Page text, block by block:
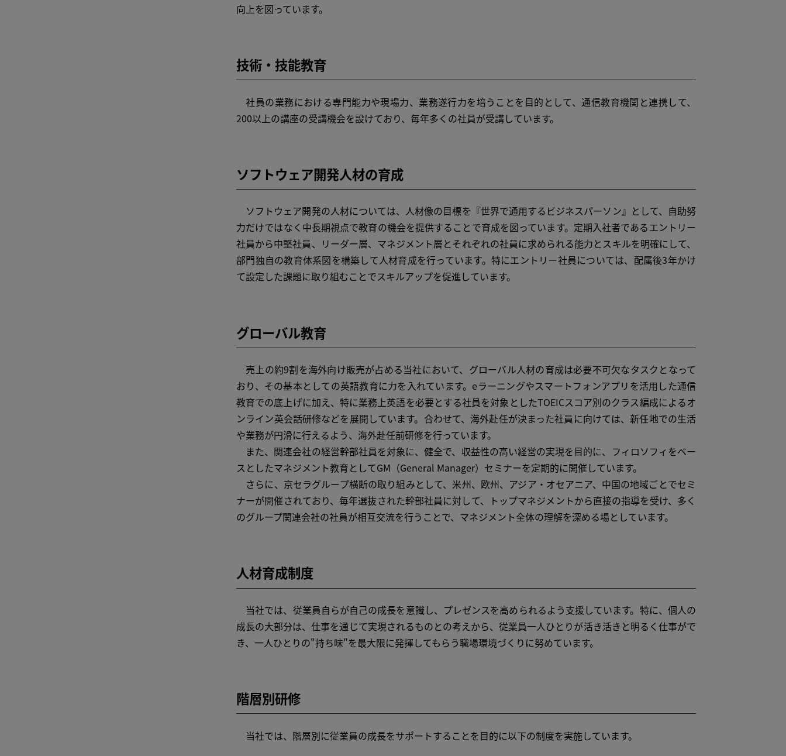
向上を図っています。
技術・技能教育
社員の業務における専門能力や現場力、業務遂行力を培うことを目的として、通信教育機関と連携して、
200以上の講座の受講機会を設けており、毎年多くの社員が受講しています。
ソフトウェア開発人材の育成
ソフトウェア開発の人材については、人材像の目標を『世界で通用するビジネスパーソン』として、自助努
力だけではなく中長期視点で教育の機会を提供することで育成を図っています。定期入社者であるエントリー
社員から中堅社員、リーダー層、マネジメント層とそれぞれの社員に求められる能力とスキルを明確にして、
部門独自の教育体系図を構築して人材育成を行っています。特にエントリー社員については、配属後3年かけ
て設定した課題に取り組むことでスキルアップを促進しています。
グローバル教育
売上の約9割を海外向け販売が占める当社において、グローバル人材の育成は必要不可欠なタスクとなって
おり、その基本としての英語教育に力を入れています。eラーニングやスマートフォンアプリを活用した通信
教育での底上げに加え、特に業務上英語を必要とする社員を対象としたTOEICスコア別のクラス編成によるオ
ンライン英会話研修などを展開しています。合わせて、海外赴任が決まった社員に向けては、新任地での生活
や業務が円滑に行えるよう、海外赴任前研修を行っています。
また、関連会社の経営幹部社員を対象に、健全で、収益性の高い経営の実現を目的に、フィロソフィをベー
スとしたマネジメント教育としてGM（General Manager）セミナーを定期的に開催しています。
さらに、京セラグループ横断の取り組みとして、米州、欧州、アジア・オセアニア、中国の地域ごとでセミ
ナーが開催されており、毎年選抜された幹部社員に対して、トップマネジメントから直接の指導を受け、多く
のグループ関連会社の社員が相互交流を行うことで、マネジメント全体の理解を深める場としています。
人材育成制度
当社では、従業員自らが自己の成長を意識し、プレゼンスを高められるよう支援しています。特に、個人の
成長の大部分は、仕事を通じて実現されるものとの考えから、従業員一人ひとりが活き活きと明るく仕事がで
き、一人ひとりの"持ち味"を最大限に発揮してもらう職場環境づくりに努めています。
階層別研修
当社では、階層別に従業員の成長をサポートすることを目的に以下の制度を実施しています。